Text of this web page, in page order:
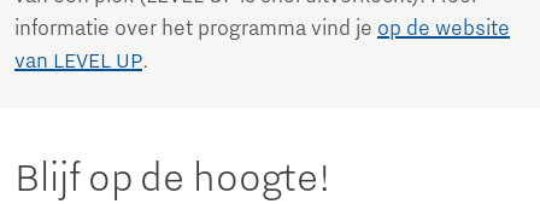
informatie over het programma vind je op de website
van LEVEL UP.
Blijf op de hoogte!